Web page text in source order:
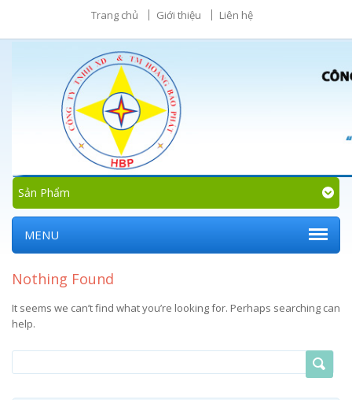
Trang chủ Giới thiệu Liên hệ
Sản Phẩm
MENU
Nothing Found
It seems we can’t find what you’re looking for. Perhaps searching can
help.